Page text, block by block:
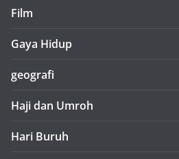
Film
Gaya Hidup
geografi
Haji dan Umroh
Hari Buruh